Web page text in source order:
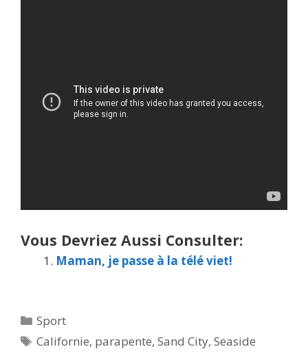
Vous Devriez Aussi Consulter:
Maman, je passe à la télé viet!
Catégories
Sport
Étiquettes
Californie, parapente,Sand City,Seaside